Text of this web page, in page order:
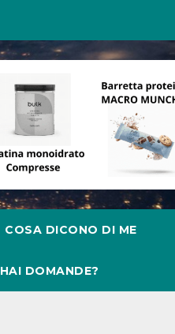
COSA DICONO DI ME
HAI DOMANDE?